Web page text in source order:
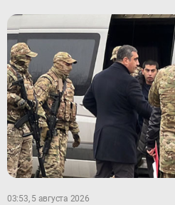
03:53, 5 августа 2026